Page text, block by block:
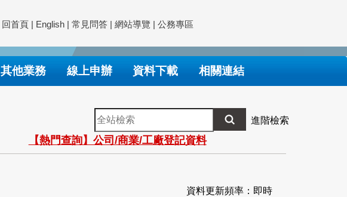
回首頁 | English | 常見問答 | 網站導覽 | 公務專區
其他業務 線上申辦 資料下載 相關連結
全
站
檢
索
進階檢索
【熱門查詢】公司/商業/工廠登記資料
資料更新頻率：即時